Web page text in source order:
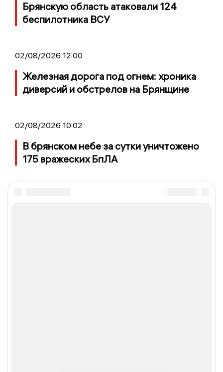
Брянскую область атаковали 124
беспилотника ВСУ
02/08/2026 12:00
Железная дорога под огнем: хроника
диверсий и обстрелов на Брянщине
02/08/2026 10:02
В брянском небе за сутки уничтожено
175 вражеских БпЛА